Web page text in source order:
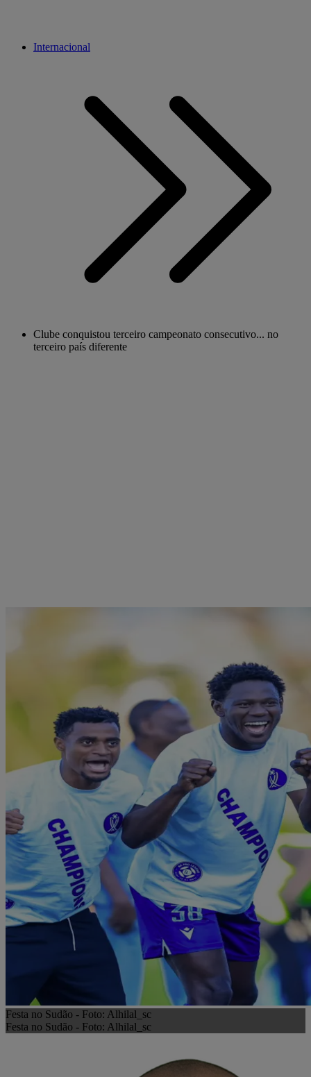
Internacional
Clube conquistou terceiro campeonato consecutivo... no
terceiro país diferente
Festa no Sudão - Foto: Alhilal_sc
Festa no Sudão - Foto: Alhilal_sc